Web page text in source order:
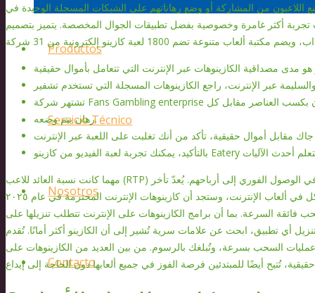
Productos
Servicio Técnico
Nosotros
Contacto
اللاعبون من المشاركة أو وضع رهاناتهم على الشبكات المسجلة الوحيدة في
تجربة أكثر غامرة وخصوصية بفضل تطبيقات الجوال المخصصة. يتميز بتصميم
تشتهر شركة Fans Gambling enterprise بنظام الولاء المبتكر لمعدات الفريق، حيث يقوم المحترفون بكسب العناصر مقابل كل
رهان يتم وضعه.
مهما كانت نسبة العائد للاعب (RTP) عالية، يرغب اللاعبون في الوصول الفوري إلى أرباحهم. يُعدّ تأخر
السداد من أكبر المشاكل في ألعاب الإنترنت، وستجد أن كازينوهات الإنترنت المحترمة في عام ٢٠٢٥
فائقة السرعة. بما أن برامج الكازينوهات على الإنترنت تتطلب تنزيلها على
أي تطبيق، ابحث عن علامات سرية تُشير إلى أن الكازينو أكثر أمانًا. تُقدم
عمليات السحب بسرعة، وتُبلغك بالرسوم. من بين العديد من الكازينوهات على